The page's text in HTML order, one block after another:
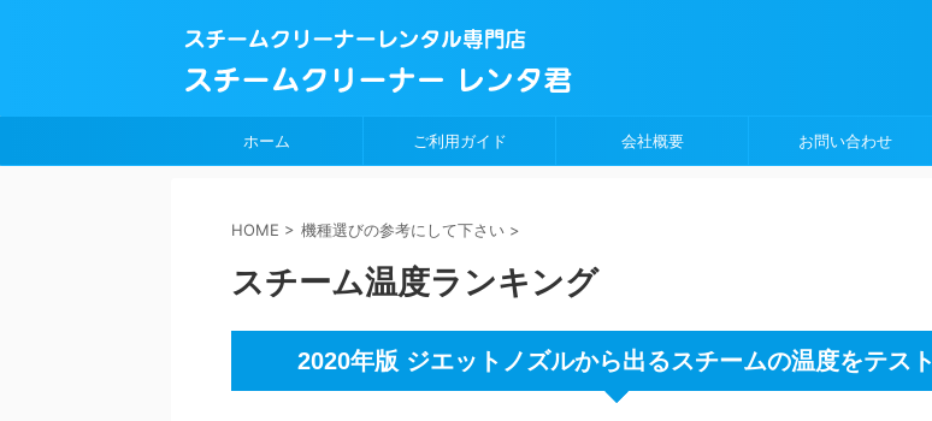
ホーム ご利用ガイド 会社概要 お問い合わせ
HOME > 機種選びの参考にして下さい >
スチーム温度ランキング
2020年版 ジエットノズルから出るスチームの温度をテスト